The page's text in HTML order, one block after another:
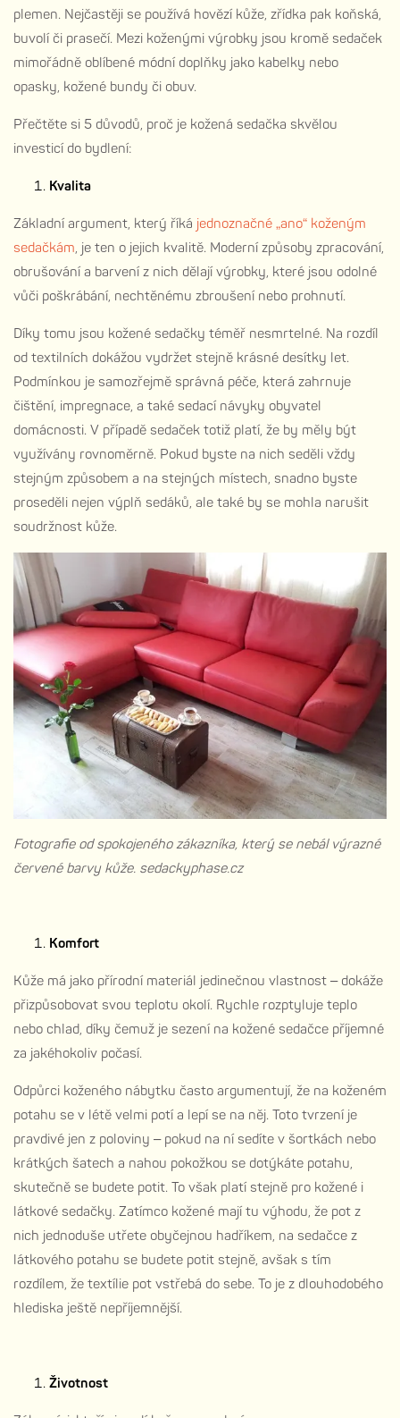
plemen. Nejčastěji se používá hovězí kůže, zřídka pak koňská,
buvolí či prasečí. Mezi koženými výrobky jsou kromě sedaček
mimořádně oblíbené módní doplňky jako kabelky nebo
opasky, kožené bundy či obuv.
Přečtěte si 5 důvodů, proč je kožená sedačka skvělou
investicí do bydlení:
Kvalita
Základní argument, který říká jednoznačné „ano“ koženým
sedačkám, je ten o jejich kvalitě. Moderní způsoby zpracování,
obrušování a barvení z nich dělají výrobky, které jsou odolné
vůči poškrábání, nechtěnému zbroušení nebo prohnutí.
Díky tomu jsou kožené sedačky téměř nesmrtelné. Na rozdíl
od textilních dokážou vydržet stejně krásné desítky let.
Podmínkou je samozřejmě správná péče, která zahrnuje
čištění, impregnace, a také sedací návyky obyvatel
domácnosti. V případě sedaček totiž platí, že by měly být
využívány rovnoměrně. Pokud byste na nich seděli vždy
stejným způsobem a na stejných místech, snadno byste
proseděli nejen výplň sedáků, ale také by se mohla narušit
soudržnost kůže.
Fotografie od spokojeného zákazníka, který se nebál výrazné
červené barvy kůže. sedackyphase.cz
Komfort
Kůže má jako přírodní materiál jedinečnou vlastnost – dokáže
přizpůsobovat svou teplotu okolí. Rychle rozptyluje teplo
nebo chlad, díky čemuž je sezení na kožené sedačce příjemné
za jakéhokoliv počasí.
Odpůrci koženého nábytku často argumentují, že na koženém
potahu se v létě velmi potí a lepí se na něj. Toto tvrzení je
pravdivé jen z poloviny – pokud na ní sedíte v šortkách nebo
krátkých šatech a nahou pokožkou se dotýkáte potahu,
skutečně se budete potit. To však platí stejně pro kožené i
látkové sedačky. Zatímco kožené mají tu výhodu, že pot z
nich jednoduše utřete obyčejnou hadříkem, na sedačce z
látkového potahu se budete potit stejně, avšak s tím
rozdílem, že textílie pot vstřebá do sebe. To je z dlouhodobého
hlediska ještě nepříjemnější.
Životnost